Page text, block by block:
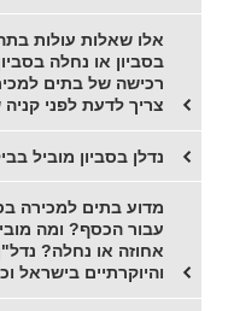
אלו שאלות עולות
בסביון או נחלה
רכישה של בתים
צריך לדעת לפני
נדלן בסביון מוביל
מדוע בתים למכירה
עבור הכסף? ומה
אחוזה או נחלה?
והיוקרתיים בישראל